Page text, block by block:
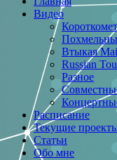
Видео
Втыкая
Russian
Разное
Расписание
Текущие
Статьи
Обо мне